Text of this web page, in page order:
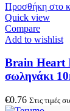
Προσθήκη στο
Quick view
Compare
Add to wishlist
Brain Heart
σωληνάκι
€0.76 Στις τιμές